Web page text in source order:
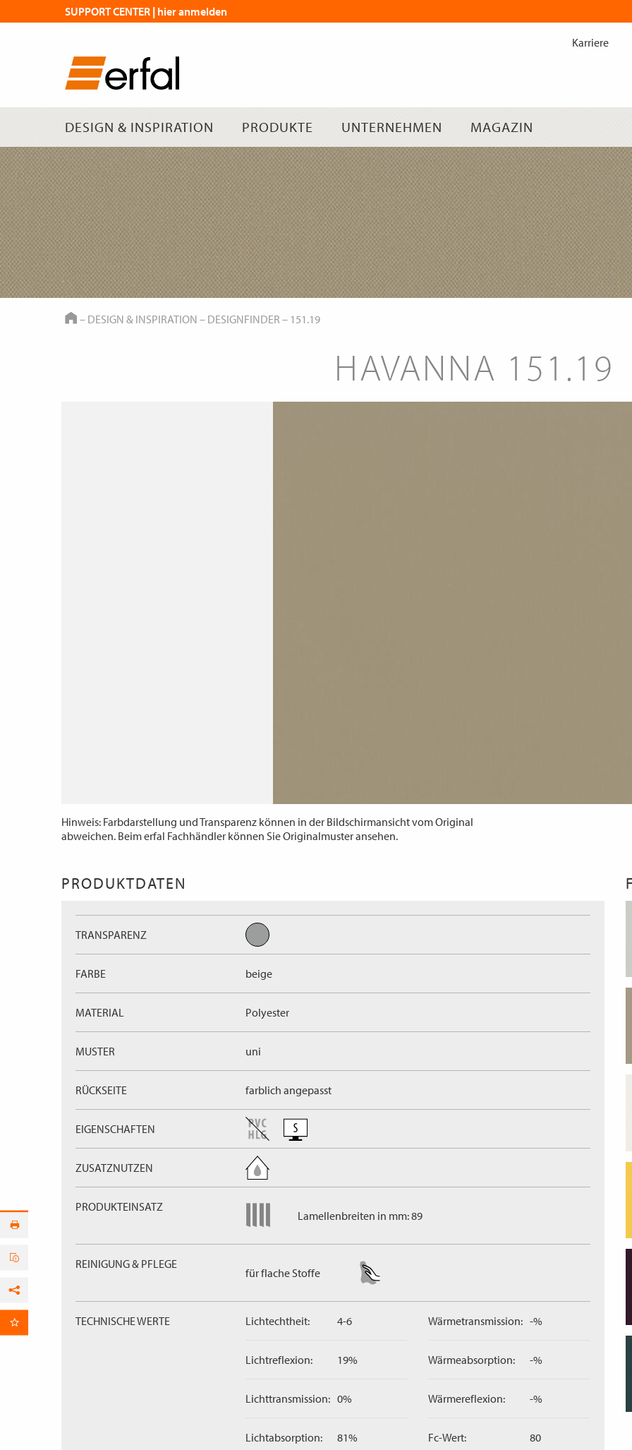
Inhalt
DESIGN & INSPIRATION PRODUKTE UNTERNEHMEN MAGAZIN
Karriere
SUPPORT CENTER | hier anmelden
HOME
– DESIGN & INSPIRATION – DESIGNFINDER – 151.19
HAVANNA 151.19
Hinweis: Farbdarstellung und Transparenz können in der Bildschirmansicht vom Original
abweichen. Beim erfal Fachhändler können Sie Originalmuster ansehen.
PRODUKTDATEN
TRANSPARENZ
FARBE beige
MATERIAL Polyester
MUSTER uni
RÜCKSEITE farblich angepasst
EIGENSCHAFTEN
ZUSATZNUTZEN
PRODUKTEINSATZ
Lamellenbreiten in mm: 89
REINIGUNG & PFLEGE
für flache Stoffe
TECHNISCHE WERTE Lichtechtheit: 4-6
Lichtreflexion: 19%
Lichttransmission: 0%
Lichtabsorption: 81%
Wärmetransmission: -%
Wärmeabsorption: -%
Wärmereflexion: -%
Fc-Wert: 80
Facebook
per E-Mail